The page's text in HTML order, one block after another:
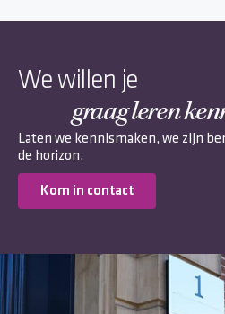
We willen je
graag leren
Laten we kennismaken, we zijn
de horizon.
Kom in contact